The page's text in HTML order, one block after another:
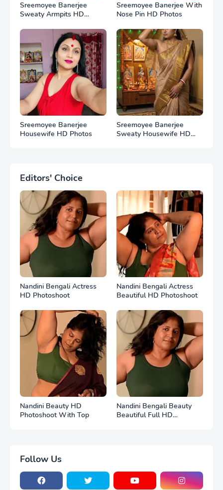
Sreemoyee Banerjee
Sweaty Armpits HD
Sreemoyee Banerjee With
Nose Pin HD Photos
Sreemoyee Banerjee
Housewife HD Photos
Sreemoyee Banerjee
Sweaty Housewife HD
Editors' Choice
Nandini Bengali Actress
HD Photoshoot
Nandini Bengali Actress
Beautiful HD Photoshoot
Nandini Beauty HD
Photoshoot With Top
Nandini Bengali Beauty
Beautiful Full HD
Follow Us